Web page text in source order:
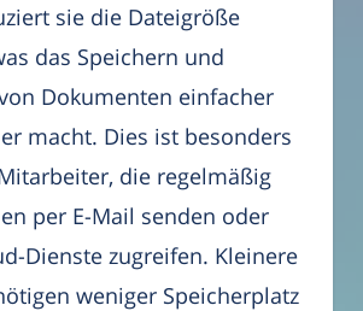
sie die Dateigröße
das Speichern und
Dokumenten einfacher
macht. Dies ist besonders
die regelmäßig
per E-Mail senden oder
Dienste zugreifen. Kleinere
weniger Speicherplatz